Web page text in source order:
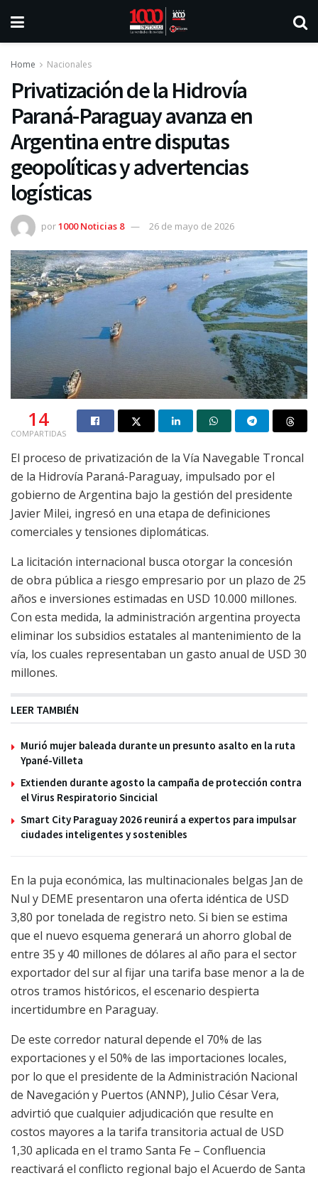
Home Nacionales
Privatización de la Hidrovía
Paraná-Paraguay avanza en
Argentina entre disputas
geopolíticas y advertencias
logísticas
por1000 Noticias 8 26 de mayo de 2026
14
COMPARTIDAS
El proceso de privatización de la Vía Navegable Troncal
de la Hidrovía Paraná-Paraguay, impulsado por el
gobierno de Argentina bajo la gestión del presidente
Javier Milei, ingresó en una etapa de definiciones
comerciales y tensiones diplomáticas.
La licitación internacional busca otorgar la concesión
de obra pública a riesgo empresario por un plazo de 25
años e inversiones estimadas en USD 10.000 millones.
Con esta medida, la administración argentina proyecta
eliminar los subsidios estatales al mantenimiento de la
vía, los cuales representaban un gasto anual de USD 30
millones.
LEER TAMBIÉN
Murió mujer baleada durante un presunto asalto en la ruta
Ypané-Villeta
Extienden durante agosto la campaña de protección contra
el Virus Respiratorio Sincicial
Smart City Paraguay 2026 reunirá a expertos para impulsar
ciudades inteligentes y sostenibles
En la puja económica, las multinacionales belgas Jan de
Nul y DEME presentaron una oferta idéntica de USD
3,80 por tonelada de registro neto. Si bien se estima
que el nuevo esquema generará un ahorro global de
entre 35 y 40 millones de dólares al año para el sector
exportador del sur al fijar una tarifa base menor a la de
otros tramos históricos, el escenario despierta
incertidumbre en Paraguay.
De este corredor natural depende el 70% de las
exportaciones y el 50% de las importaciones locales,
por lo que el presidente de la Administración Nacional
de Navegación y Puertos (ANNP), Julio César Vera,
advirtió que cualquier adjudicación que resulte en
costos mayores a la tarifa transitoria actual de USD
1,30 aplicada en el tramo Santa Fe – Confluencia
reactivará el conflicto regional bajo el Acuerdo de Santa